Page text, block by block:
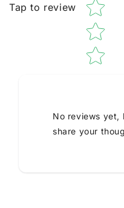
Tap to review
No reviews yet,
share your